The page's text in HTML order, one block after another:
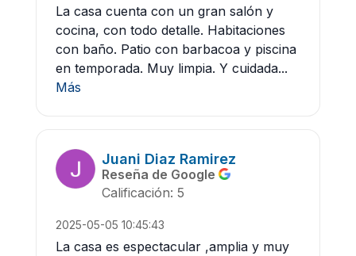
La casa cuenta con un gran salón y
cocina, con todo detalle. Habitaciones
con baño. Patio con barbacoa y piscina
en temporada. Muy limpia. Y cuidada...
Más
Juani Diaz Ramirez
Reseña de Google
Calificación: 5
2025-05-05 10:45:43
La casa es espectacular ,amplia y muy